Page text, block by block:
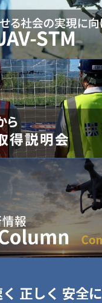
正しく 安全に